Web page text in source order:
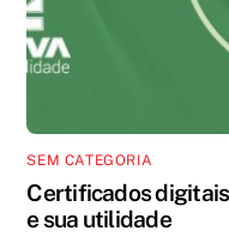
SEM CATEGORIA
Certificados
e sua utilidade